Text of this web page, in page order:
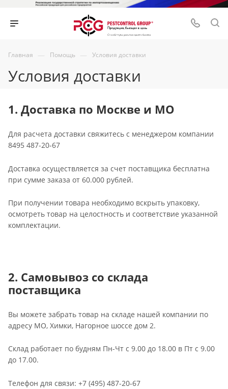
Главная — Помощь — Условия доставки
Условия доставки
1. Доставка по Москве и МО
Для расчета доставки свяжитесь с менеджером компании
8495 487-20-67
Доставка осуществляется за счет поставщика бесплатна
при сумме заказа от 60.000 рублей.
При получении товара необходимо вскрыть упаковку,
осмотреть товар на целостность и соответствие указанной
комплектации.
2. Самовывоз со склада
поставщика
Вы можете забрать товар на складе нашей компании по
адресу МО, Химки, Нагорное шоссе дом 2.
Склад работает по будням Пн-Чт с 9.00 до 18.00 в Пт с 9.00
до 17.00.
Телефон для связи: +7 (495) 487-20-67